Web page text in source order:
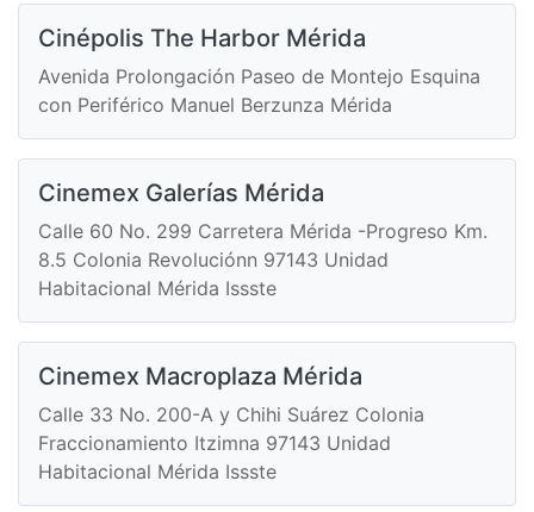
Cinépolis The Harbor Mérida
Avenida Prolongación Paseo de Montejo Esquina
con Periférico Manuel Berzunza Mérida
Cinemex Galerías Mérida
Calle 60 No. 299 Carretera Mérida -Progreso Km.
8.5 Colonia Revoluciónn 97143 Unidad
Habitacional Mérida Issste
Cinemex Macroplaza Mérida
Calle 33 No. 200-A y Chihi Suárez Colonia
Fraccionamiento Itzimna 97143 Unidad
Habitacional Mérida Issste